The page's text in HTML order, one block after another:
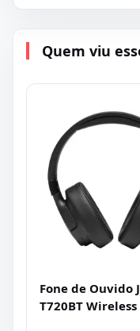
Quem viu
Fone de Ouvido
T720BT